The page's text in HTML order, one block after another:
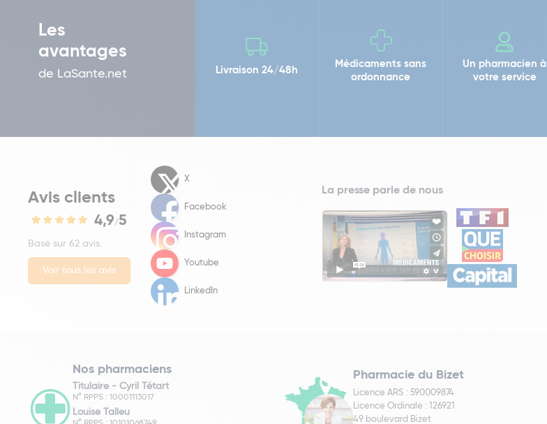
Les
avantages
de LaSante.net Livraison 24/48h
Médicaments sans
ordonnance
Un pharmacien à
votre service
Avis clients
4,9/5
Basé sur 62 avis.
Voir tous les avis
X
Facebook
Instagram
Youtube
LinkedIn
La presse parle de nous
Nos pharmaciens
Titulaire - Cyril Tétart
N° RPPS : 10001113017
Louise Talleu
Pharmacie du Bizet
Licence ARS : 590009874
Licence Ordinale : 126921
49 boulevard Bizet